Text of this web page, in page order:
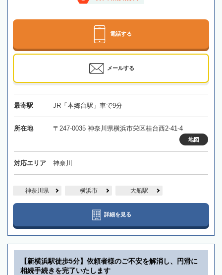
電話する
メールする
最寄駅 JR「本郷台駅」車で9分
所在地 〒247-0035 神奈川県横浜市栄区桂台西2-41-4
地図
対応エリア 神奈川
神奈川県 横浜市 大船駅
詳細を見る
【新横浜駅徒歩5分】依頼者様のご不安を解消し、円滑に
相続手続きを完了いたします